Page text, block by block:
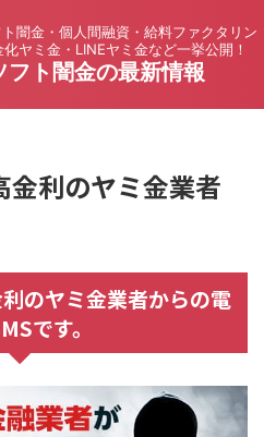
闇金・個人間融資・給料ファクタリン
ヤミ金・LINEヤミ金など一挙公開！
フト闇金の最新情報
利のヤミ金業者
のヤミ金業者からの電
です。